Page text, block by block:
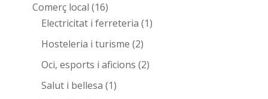
Comerç local (16)
Electricitat i ferreteria (1)
Hosteleria i turisme (2)
Oci, esports i aficions (2)
Salut i bellesa (1)